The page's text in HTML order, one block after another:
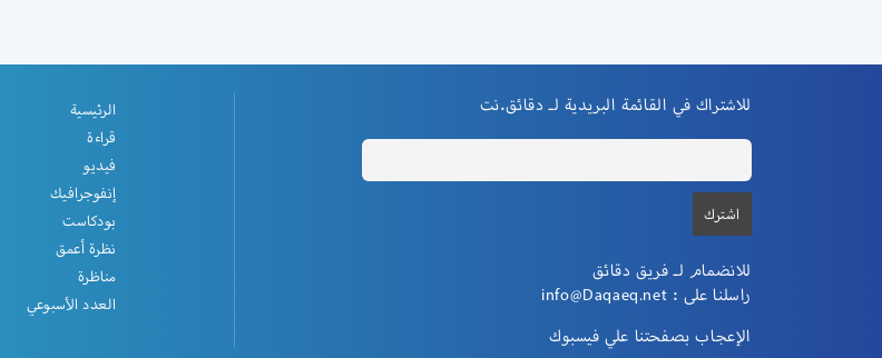
للاشتراك في القائمة البريدية لـ دقائق.نت
للانضمام لـ فريق دقائق
راسلنا على : info@Daqaeq.net
الإعجاب بصفحتنا علي فيسبوك
الرئيسية
قراءة
فيديو
إنفوجرافيك
بودكاست
نظرة أعمق
مناظرة
العدد الأسبوعي